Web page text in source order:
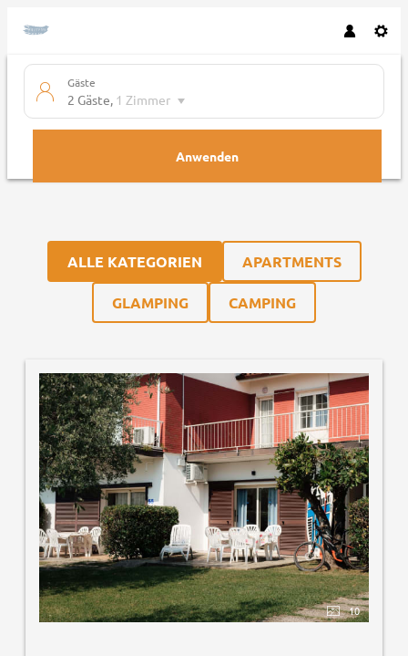
Gäste
2 Gäste, 1 Zimmer
Anwenden
ALLE KATEGORIEN APARTMENTS
GLAMPING CAMPING
10